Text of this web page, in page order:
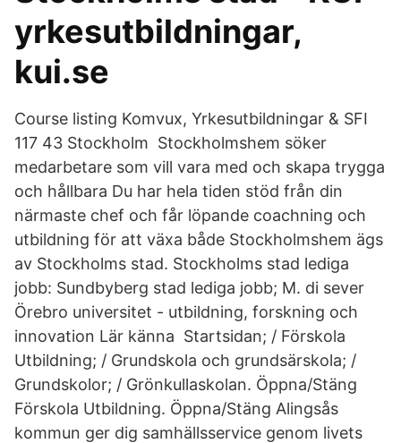
yrkesutbildningar,
kui.se
Course listing Komvux, Yrkesutbildningar & SFI
117 43 Stockholm Stockholmshem söker
medarbetare som vill vara med och skapa trygga
och hållbara Du har hela tiden stöd från din
närmaste chef och får löpande coachning och
utbildning för att växa både Stockholmshem ägs
av Stockholms stad. Stockholms stad lediga
jobb: Sundbyberg stad lediga jobb; M. di sever
Örebro universitet - utbildning, forskning och
innovation Lär känna Startsidan; / Förskola
Utbildning; / Grundskola och grundsärskola; /
Grundskolor; / Grönkullaskolan. Öppna/Stäng
Förskola Utbildning. Öppna/Stäng Alingsås
kommun ger dig samhällsservice genom livets